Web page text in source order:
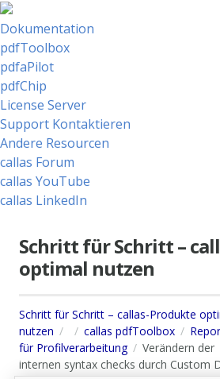
Dokumentation
pdfToolbox
pdfaPilot
pdfChip
License Server
Support Kontaktieren
Andere Resourcen
callas Forum
callas YouTube
callas LinkedIn
Schritt für Schritt –
optimal nutzen
Schritt für Schritt – callas-Produkte
nutzen
callas pdfToolbox
für Profilverarbeitung
Verändern der
internen syntax checks durch Custom